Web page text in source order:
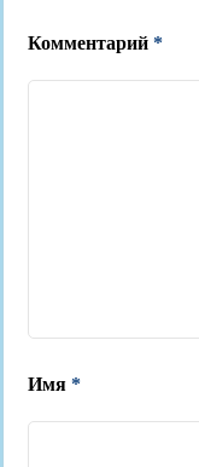
Комментарий *
Имя *